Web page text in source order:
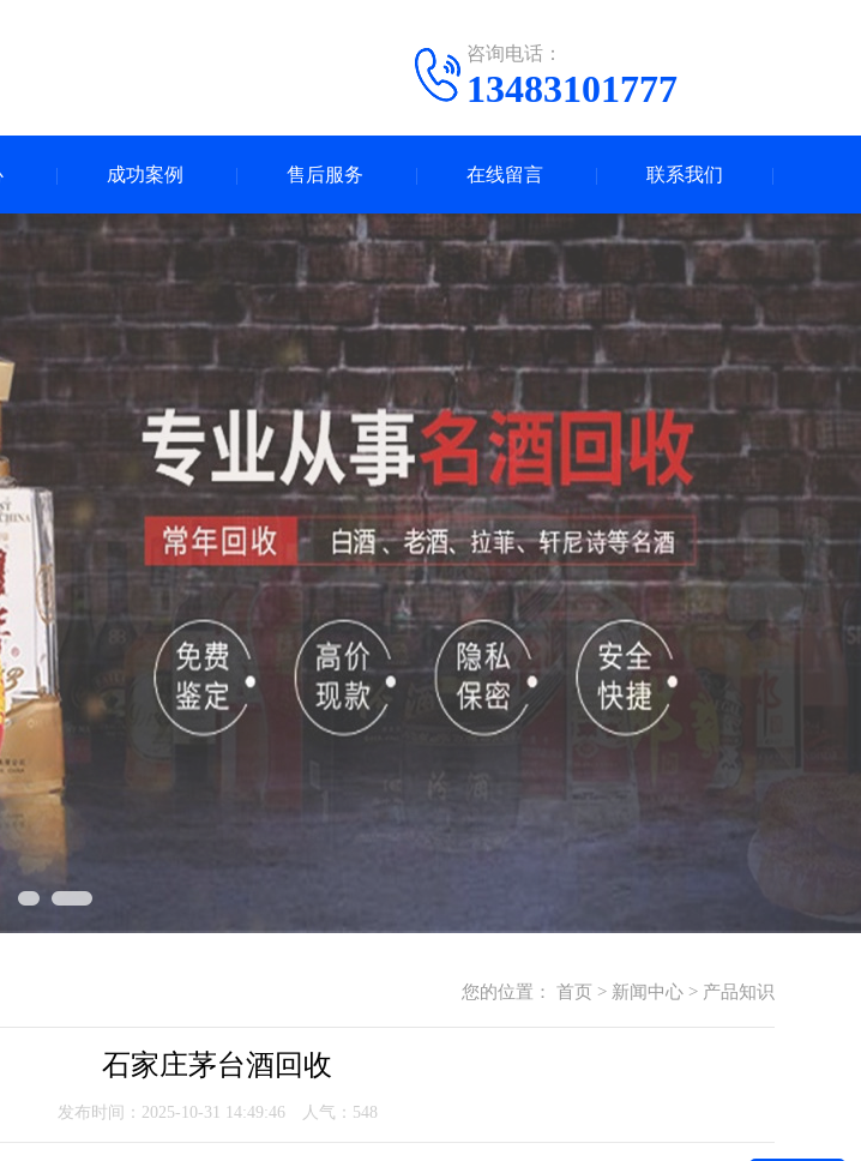
咨询电话：
13483101777
成功案例 售后服务 在线留言 联系我们
您的位置： 首页 > 新闻中心 > 产品知识
石家庄茅台酒回收
发布时间：2025-10-31 14:49:46 人气： 548